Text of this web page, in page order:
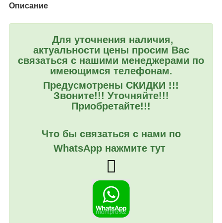
Описание
Для уточнения наличия,
актуальности цены просим Вас
связаться с нашими менеджерами по
имеющимся телефонам.
Предусмотрены СКИДКИ !!!
Звоните!!! Уточняйте!!!
Приобретайте!!!
Что бы связаться с нами по
WhatsApp нажмите тут